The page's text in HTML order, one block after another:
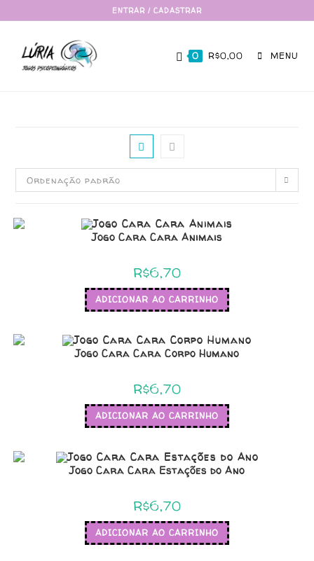
ENTRAR / CADASTRAR
0 R$0,00 MENU
Ordenação padrão
Jogo Cara Cara Animais
R$6,70
ADICIONAR AO CARRINHO
Jogo Cara Cara Corpo Humano
R$6,70
ADICIONAR AO CARRINHO
Jogo Cara Cara Estações do Ano
R$6,70
ADICIONAR AO CARRINHO